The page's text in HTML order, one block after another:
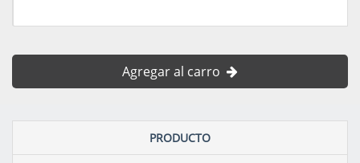
Agregar al carro
PRODUCTO